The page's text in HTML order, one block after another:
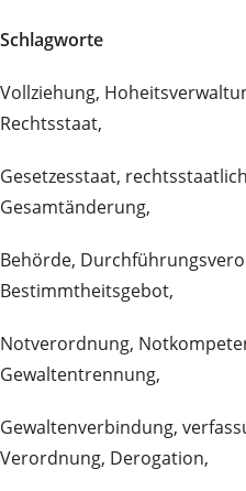
Schlagworte
Vollziehung,
Rechtsstaat,
Gesetzesstaat,
Gesamtänderung,
Behörde,
Bestimmtheitsgebot,
Notverordnung,
Gewaltentrennung,
Gewaltenverbindung,
Verordnung, Derogation,